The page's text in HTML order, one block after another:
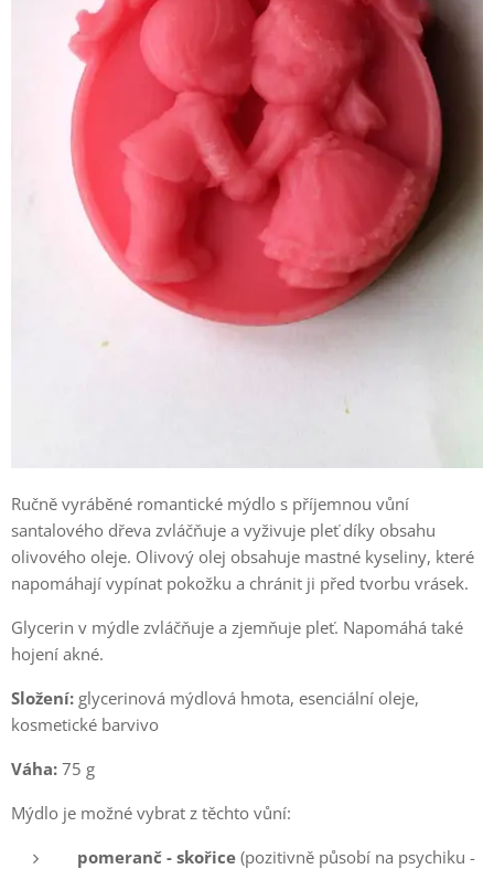
Ručně vyráběné romantické mýdlo s příjemnou vůní
santalového dřeva zvláčňuje a vyživuje pleť díky obsahu
olivového oleje. Olivový olej obsahuje mastné kyseliny, které
napomáhají vypínat pokožku a chránit ji před tvorbu vrásek.
Glycerin v mýdle zvláčňuje a zjemňuje pleť. Napomáhá také
hojení akné.
Složení: glycerinová mýdlová hmota, esenciální oleje,
kosmetické barvivo
Váha: 75 g
Mýdlo je možné vybrat z těchto vůní:
pomeranč - skořice (pozitivně působí na psychiku -